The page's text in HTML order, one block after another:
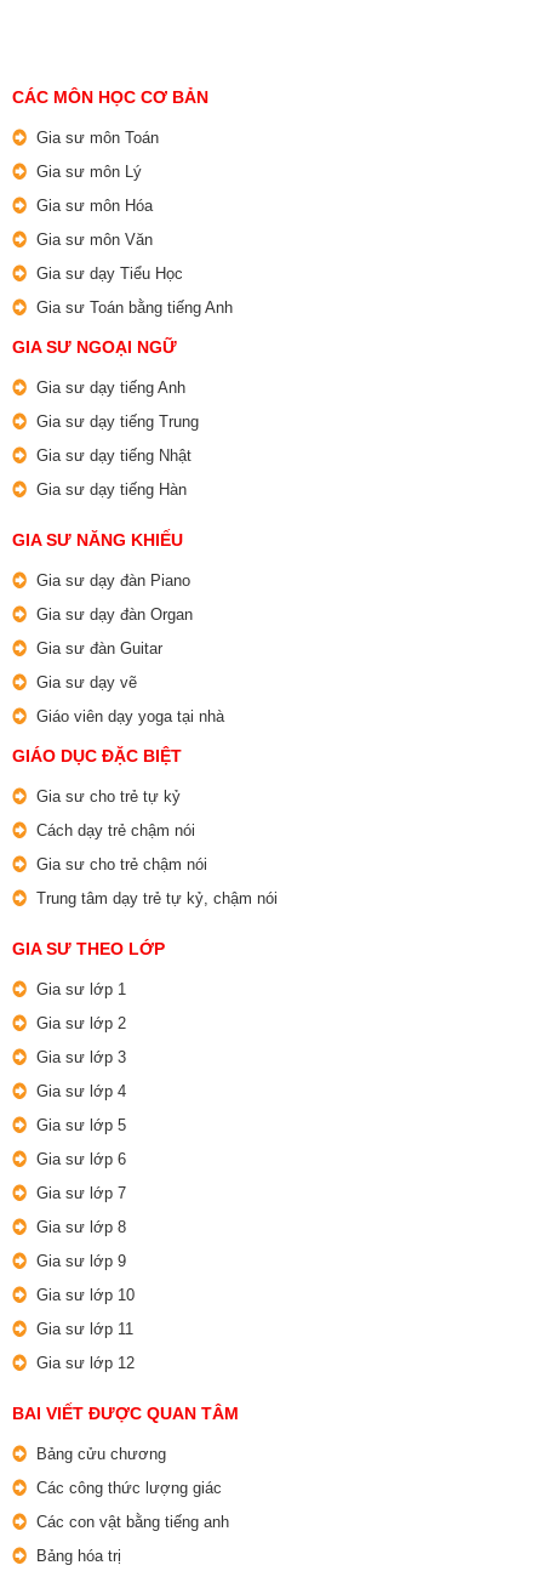
CÁC MÔN HỌC CƠ BẢN
Gia sư môn Toán
Gia sư môn Lý
Gia sư môn Hóa
Gia sư môn Văn
Gia sư dạy Tiểu Học
Gia sư Toán bằng tiếng Anh
GIA SƯ NGOẠI NGỮ
Gia sư dạy tiếng Anh
Gia sư dạy tiếng Trung
Gia sư dạy tiếng Nhật
Gia sư dạy tiếng Hàn
GIA SƯ NĂNG KHIẾU
Gia sư dạy đàn Piano
Gia sư dạy đàn Organ
Gia sư đàn Guitar
Gia sư dạy vẽ
Giáo viên dạy yoga tại nhà
GIÁO DỤC ĐẶC BIỆT
Gia sư cho trẻ tự kỷ
Cách dạy trẻ chậm nói
Gia sư cho trẻ chậm nói
Trung tâm dạy trẻ tự kỷ, chậm nói
GIA SƯ THEO LỚP
Gia sư lớp 1
Gia sư lớp 2
Gia sư lớp 3
Gia sư lớp 4
Gia sư lớp 5
Gia sư lớp 6
Gia sư lớp 7
Gia sư lớp 8
Gia sư lớp 9
Gia sư lớp 10
Gia sư lớp 11
Gia sư lớp 12
BAI VIẾT ĐƯỢC QUAN TÂM
Bảng cửu chương
Các công thức lượng giác
Các con vật bằng tiếng anh
Bảng hóa trị